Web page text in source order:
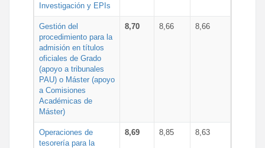
Investigación y EPIs
Gestión del
procedimiento para la
admisión en títulos
oficiales de Grado
(apoyo a tribunales
PAU) o Máster (apoyo
a Comisiones
Académicas de
Máster)
8,70 8,66 8,66
Operaciones de
tesorería para la
8,69 8,85 8,63